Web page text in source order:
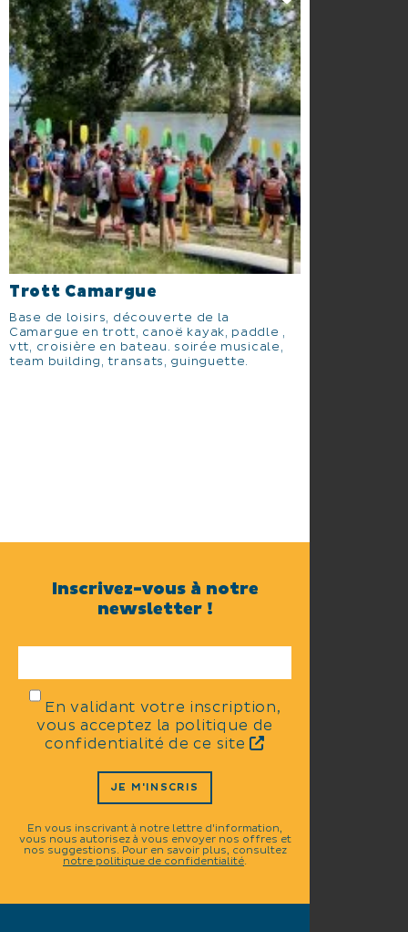
Trott Camargue
Base de loisirs, découverte de la
Camargue en trott, canoë kayak, paddle ,
vtt, croisière en bateau. soirée musicale,
team building, transats, guinguette.
Inscrivez-vous à notre
newsletter !
En validant votre inscription,
vous acceptez la politique de
confidentialité de ce site
JE M'INSCRIS
En vous inscrivant à notre lettre d'information,
vous nous autorisez à vous envoyer nos offres et
nos suggestions. Pour en savoir plus, consultez
notre politique de confidentialité.